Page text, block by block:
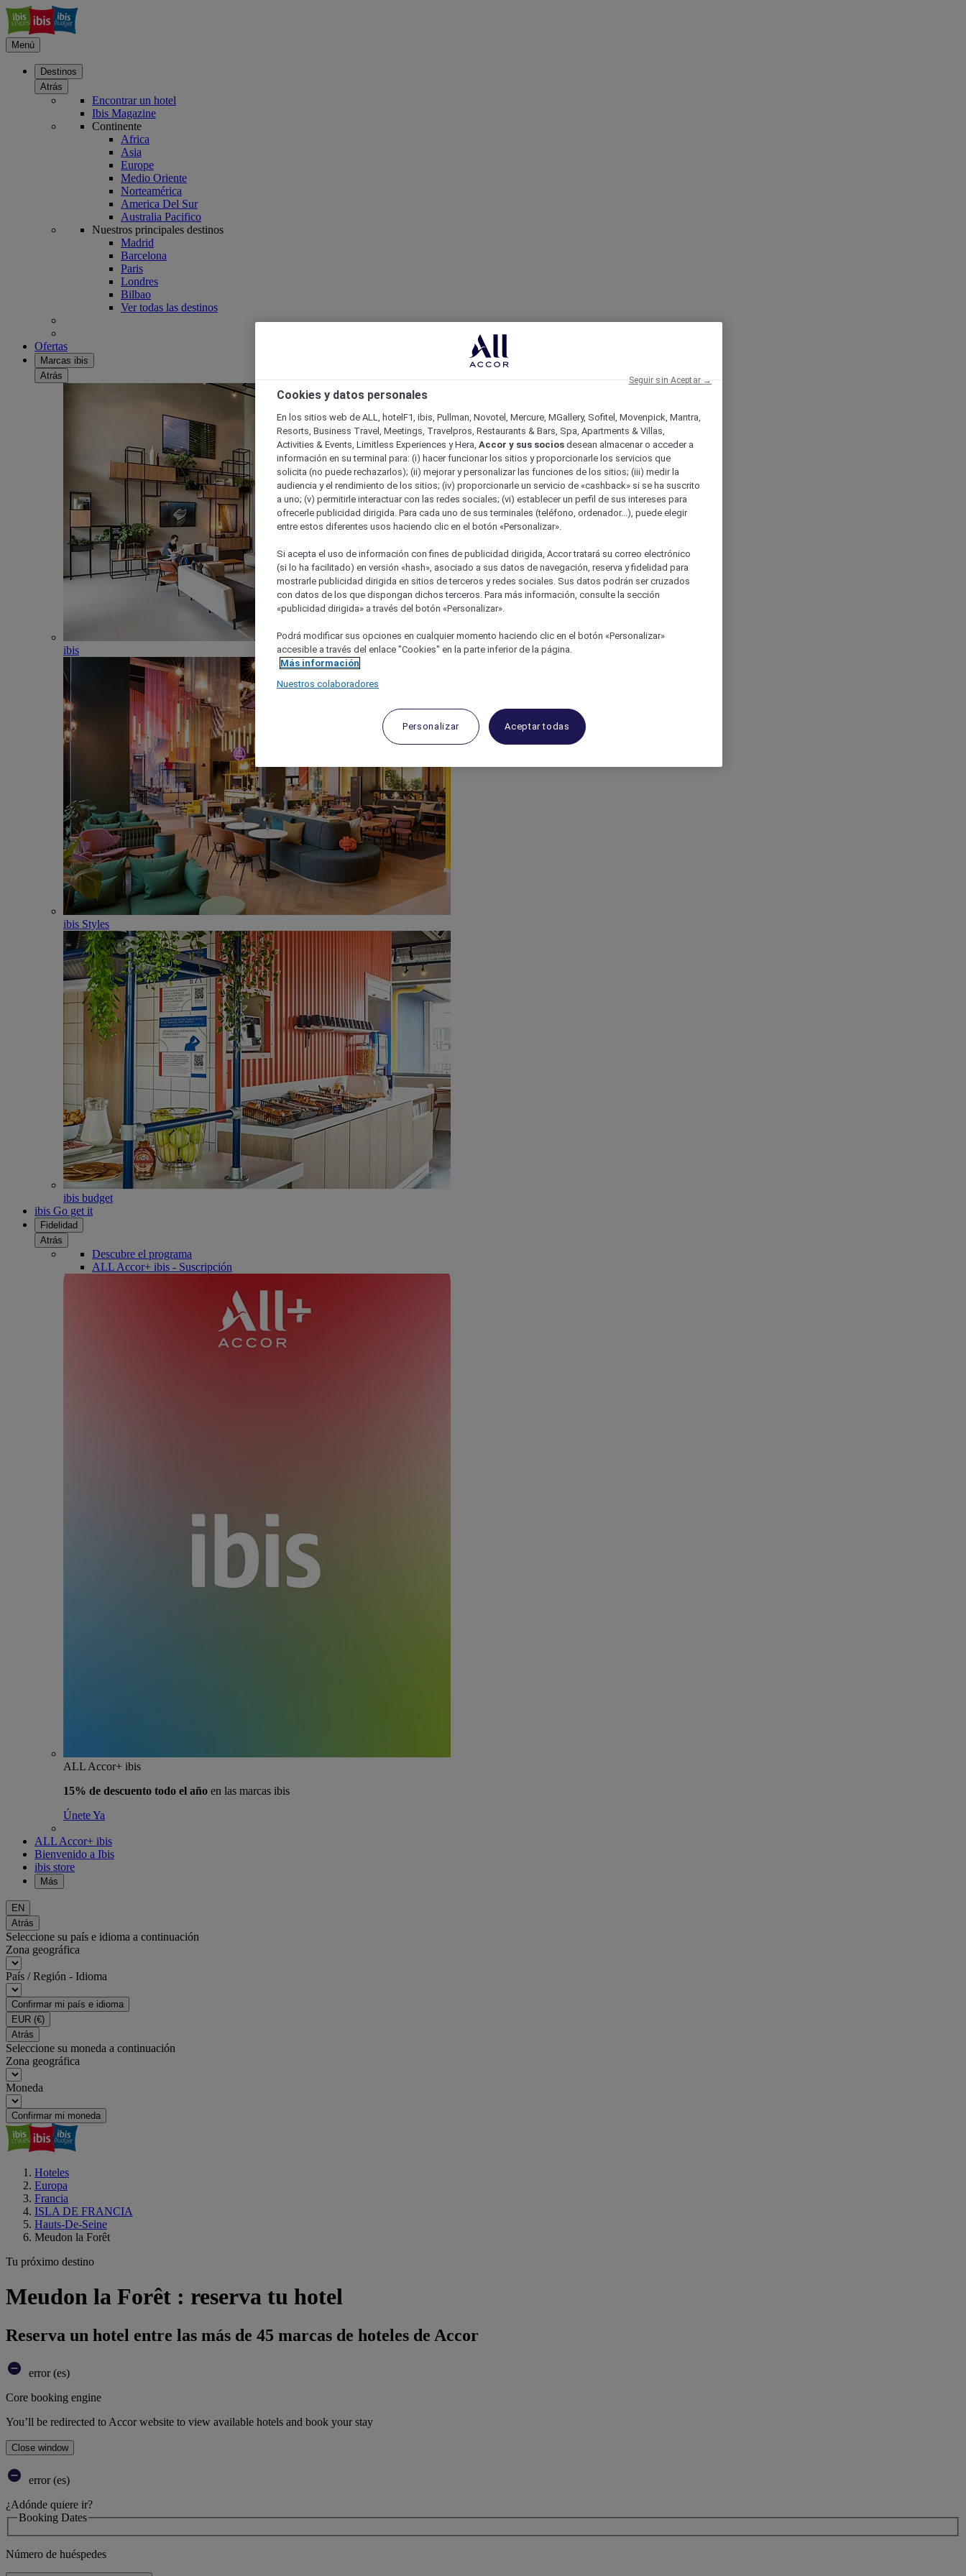
Menú
Destinos
Atrás
Encontrar un hotel
Ibis Magazine
Continente
Africa
Asia
Europe
Medio Oriente
Norteamérica
America Del Sur
Australia Pacifico
Nuestros principales destinos
Madrid
Barcelona
Paris
Londres
Bilbao
Ver todas las destinos
Ofertas
Marcas ibis
Atrás
ibis
ibis Styles
ibis budget
ibis Go get it
Fidelidad
Atrás
Descubre el programa
ALL Accor+ ibis - Suscripción
ALL Accor+ ibis
15% de descuento todo el año en las marcas ibis
Únete Ya
ALL Accor+ ibis
Bienvenido a Ibis
ibis store
Más
EN
Atrás
Seleccione su país e idioma a continuación
Zona geográfica
País / Región - Idioma
Confirmar mi país e idioma
EUR (€)
Atrás
Seleccione su moneda a continuación
Zona geográfica
Moneda
Confirmar mi moneda
Hoteles
Europa
Francia
ISLA DE FRANCIA
Hauts-De-Seine
Meudon la Forêt
Tu próximo destino
Meudon la Forêt : reserva tu hotel
Reserva un hotel entre las más de 45 marcas de hoteles de Accor
error (es)
Core booking engine
You’ll be redirected to Accor website to view available hotels and book your stay
Close window
error (es)
¿Adónde quiere ir?
Booking Dates
Número de huéspedes
Cookies y datos personales
En los sitios web de ALL, hotelF1, ibis, Pullman, Novotel, Mercure, MGallery, Sofitel, Movenpick, Mantra,
Resorts, Business Travel, Meetings, Travelpros, Restaurants & Bars, Spa, Apartments & Villas,
Activities & Events, Limitless Experiences y Hera, Accor y sus socios desean almacenar o acceder a
información en su terminal para: (i) hacer funcionar los sitios y proporcionarle los servicios que
solicita (no puede rechazarlos); (ii) mejorar y personalizar las funciones de los sitios; (iii) medir la
audiencia y el rendimiento de los sitios; (iv) proporcionarle un servicio de «cashback» si se ha suscrito
a uno; (v) permitirle interactuar con las redes sociales; (vi) establecer un perfil de sus intereses para
ofrecerle publicidad dirigida. Para cada uno de sus terminales (teléfono, ordenador...), puede elegir
entre estos diferentes usos haciendo clic en el botón «Personalizar».
Si acepta el uso de información con fines de publicidad dirigida, Accor tratará su correo electrónico
(si lo ha facilitado) en versión «hash», asociado a sus datos de navegación, reserva y fidelidad para
mostrarle publicidad dirigida en sitios de terceros y redes sociales. Sus datos podrán ser cruzados
con datos de los que dispongan dichos terceros. Para más información, consulte la sección
«publicidad dirigida» a través del botón «Personalizar».
Podrá modificar sus opciones en cualquier momento haciendo clic en el botón «Personalizar»
accesible a través del enlace "Cookies" en la parte inferior de la página.
Más información
Nuestros colaboradores
Personalizar Aceptar todas
Seguir sin Aceptar →